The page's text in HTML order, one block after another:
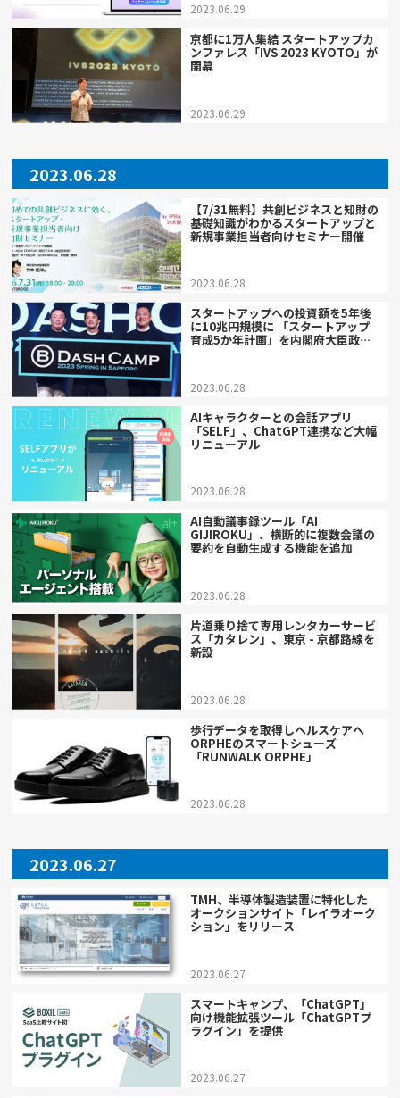
2023.06.29
京都に1万人集結 スタートアップカ
ンファレス「IVS 2023 KYOTO」が
開幕
2023.06.29
2023.06.28
【7/31無料】共創ビジネスと知財の
基礎知識がわかるスタートアップと
新規事業担当者向けセミナー開催
2023.06.28
スタートアップへの投資額を5年後
に10兆円規模に 「スタートアップ
育成5か年計画」を内閣府大臣政務
2023.06.28
AIキャラクターとの会話アプリ
「SELF」、ChatGPT連携など大幅
リニューアル
2023.06.28
AI自動議事録ツール「AI
GIJIROKU」、横断的に複数会議の
要約を自動生成する機能を追加
2023.06.28
片道乗り捨て専用レンタカーサービ
ス「カタレン」、東京 - 京都路線を
新設
2023.06.28
歩行データを取得しヘルスケアへ
ORPHEのスマートシューズ
「RUNWALK ORPHE」
2023.06.28
2023.06.27
TMH、半導体製造装置に特化した
オークションサイト「レイラオーク
ション」をリリース
2023.06.27
スマートキャンプ、「ChatGPT」
向け機能拡張ツール「ChatGPTプ
ラグイン」を提供
2023.06.27